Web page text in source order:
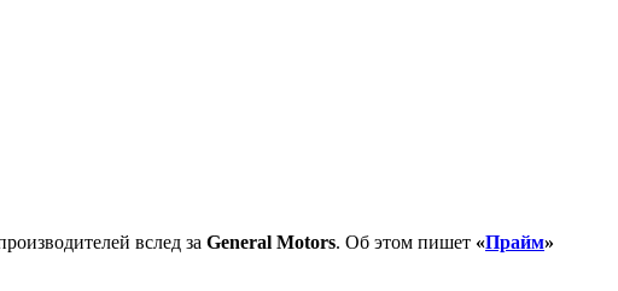
вслед за General Motors. Об этом пишет «Прайм»